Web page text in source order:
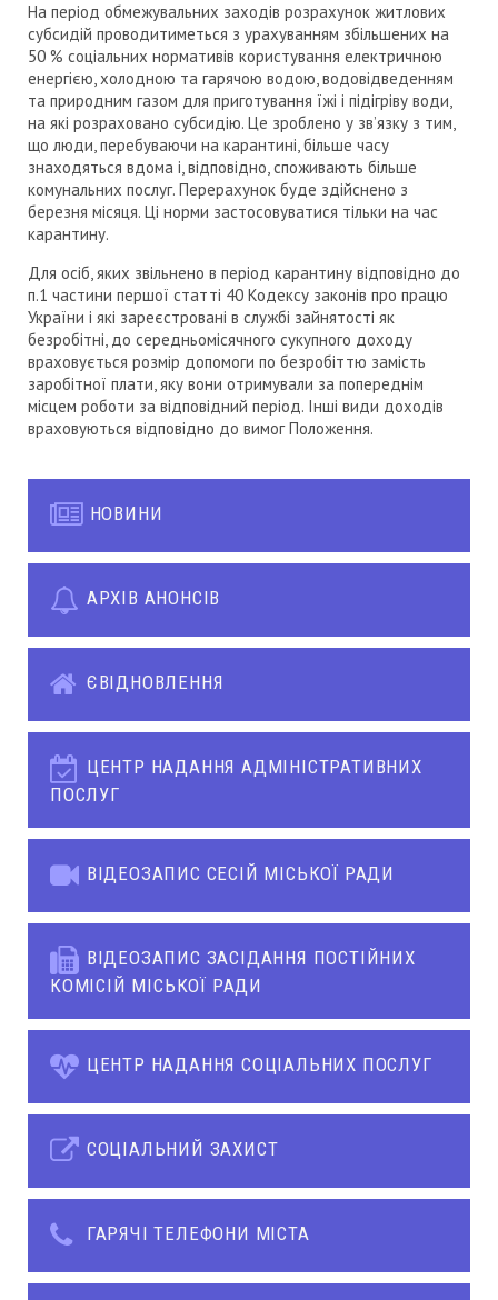
На період обмежувальних заходів розрахунок житлових
субсидій проводитиметься з урахуванням збільшених на
50 % соціальних нормативів користування електричною
енергією, холодною та гарячою водою, водовідведенням
та природним газом для приготування їжі і підігріву води,
на які розраховано субсидію. Це зроблено у зв’язку з тим,
що люди, перебуваючи на карантині, більше часу
знаходяться вдома і, відповідно, споживають більше
комунальних послуг. Перерахунок буде здійснено з
березня місяця. Ці норми застосовуватися тільки на час
карантину.
Для осіб, яких звільнено в період карантину відповідно до
п.1 частини першої статті 40 Кодексу законів про працю
України і які зареєстровані в службі зайнятості як
безробітні, до середньомісячного сукупного доходу
враховується розмір допомоги по безробіттю замість
заробітної плати, яку вони отримували за попереднім
місцем роботи за відповідний період. Інші види доходів
враховуються відповідно до вимог Положення.
НОВИНИ
АРХІВ АНОНСІВ
ЄВІДНОВЛЕННЯ
ЦЕНТР НАДАННЯ АДМІНІСТРАТИВНИХ
ПОСЛУГ
ВІДЕОЗАПИС СЕСІЙ МІСЬКОЇ РАДИ
ВІДЕОЗАПИС ЗАСІДАННЯ ПОСТІЙНИХ
КОМІСІЙ МІСЬКОЇ РАДИ
ЦЕНТР НАДАННЯ СОЦІАЛЬНИХ ПОСЛУГ
СОЦІАЛЬНИЙ ЗАХИСТ
ГАРЯЧІ ТЕЛЕФОНИ МІСТА